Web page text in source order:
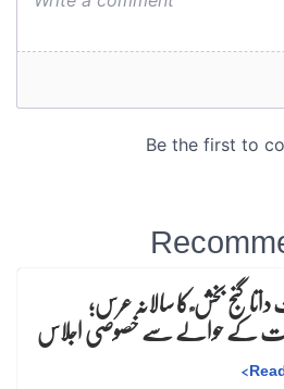
گنج بخش ؒ کا سالانہ عرس;
کے حوالے سے خصوصی اجلاس
>